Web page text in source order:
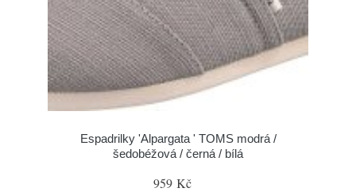
Espadrilky 'Alpargata ' TOMS modrá /
šedobéžová / černá / bílá
959 Kč